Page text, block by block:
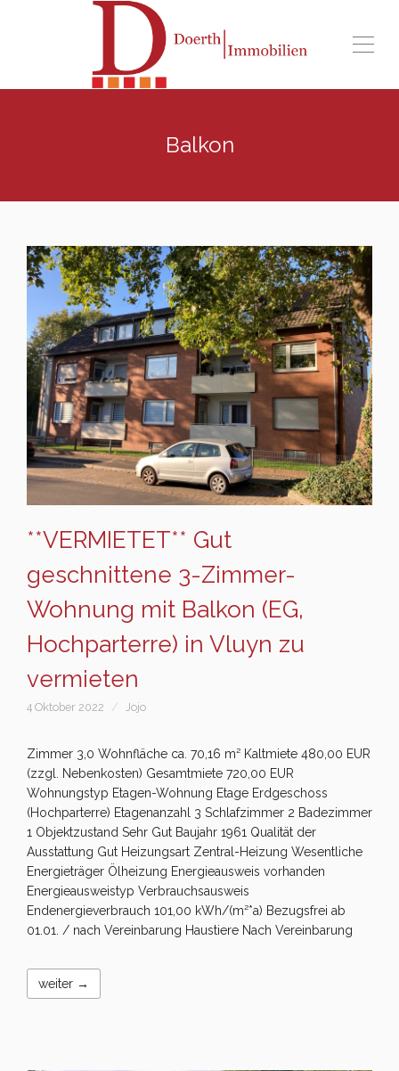
Balkon
**VERMIETET** Gut
geschnittene 3-Zimmer-
Wohnung mit Balkon (EG,
Hochparterre) in Vluyn zu
vermieten
4 Oktober 2022 Jojo
Zimmer 3,0 Wohnfläche ca. 70,16 m² Kaltmiete 480,00 EUR
(zzgl. Nebenkosten) Gesamtmiete 720,00 EUR
Wohnungstyp Etagen-Wohnung Etage Erdgeschoss
(Hochparterre) Etagenanzahl 3 Schlafzimmer 2 Badezimmer
1 Objektzustand Sehr Gut Baujahr 1961 Qualität der
Ausstattung Gut Heizungsart Zentral-Heizung Wesentliche
Energieträger Ölheizung Energieausweis vorhanden
Energieausweistyp Verbrauchsausweis
Endenergieverbrauch 101,00 kWh/(m²*a) Bezugsfrei ab
01.01. / nach Vereinbarung Haustiere Nach Vereinbarung
weiter →